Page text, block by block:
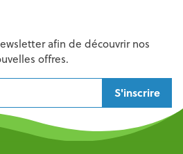
afin de découvrir nos
offres.
S'inscrire